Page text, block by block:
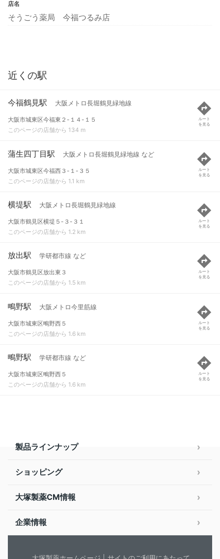
店名
そうごう薬局 今福つるみ店
近くの駅
今福鶴見駅 大阪メトロ長堀鶴見緑地線
大阪市城東区今福東２-１４-１５
このページの店舗から 134 m
ルート
を見る
蒲生四丁目駅 大阪メトロ長堀鶴見緑地線 など
大阪市城東区今福西３-１-３５
このページの店舗から 1.1 km
ルート
を見る
横堤駅 大阪メトロ長堀鶴見緑地線
大阪市鶴見区横堤５-３-３１
このページの店舗から 1.2 km
ルート
を見る
放出駅 学研都市線 など
大阪市鶴見区放出東３
このページの店舗から 1.5 km
ルート
を見る
鴫野駅 大阪メトロ今里筋線
大阪市城東区鴫野西５
このページの店舗から 1.6 km
ルート
を見る
鴫野駅 学研都市線 など
大阪市城東区鴫野西５
このページの店舗から 1.6 km
ルート
を見る
製品ラインナップ
ショッピング
大塚製薬CM情報
企業情報